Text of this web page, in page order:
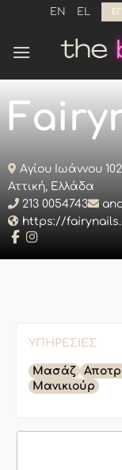
Μετάβαση
περιεχόμενο
EN EL
Αγίου Ιωάννου
Αττική, Ελλάδα
213 0054743
https://
ΥΠΗΡΕΣΊΕΣ
Μασάζ
Μανικιούρ